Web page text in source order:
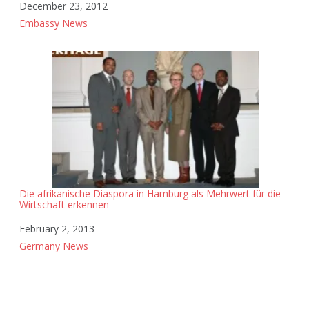
Date
December 23, 2012
In relation to
Embassy News
Die afrikanische Diaspora in Hamburg als Mehrwert für die
Wirtschaft erkennen
Date
February 2, 2013
In relation to
Germany News